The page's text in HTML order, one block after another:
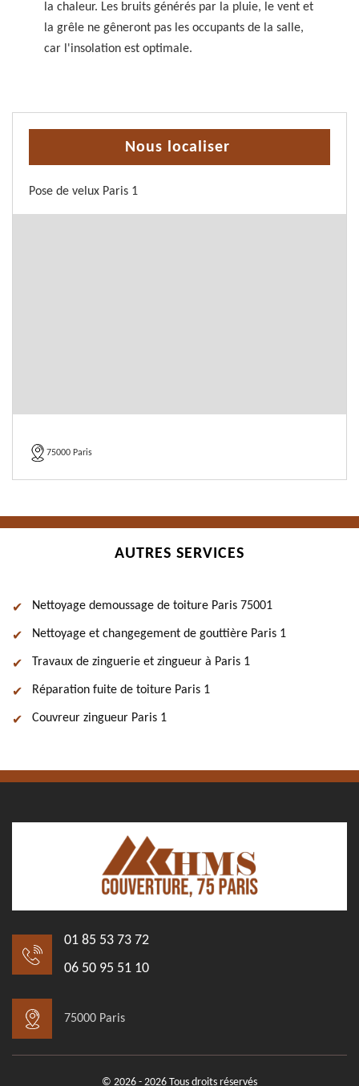
la chaleur. Les bruits générés par la pluie, le vent et
la grêle ne gêneront pas les occupants de la salle,
car l'insolation est optimale.
Nous localiser
Pose de velux Paris 1
75000 Paris
AUTRES SERVICES
Nettoyage demoussage de toiture Paris 75001
Nettoyage et changegement de gouttière Paris 1
Travaux de zinguerie et zingueur à Paris 1
Réparation fuite de toiture Paris 1
Couvreur zingueur Paris 1
01 85 53 73 72
06 50 95 51 10
75000 Paris
© 2026 - 2026 Tous droits réservés